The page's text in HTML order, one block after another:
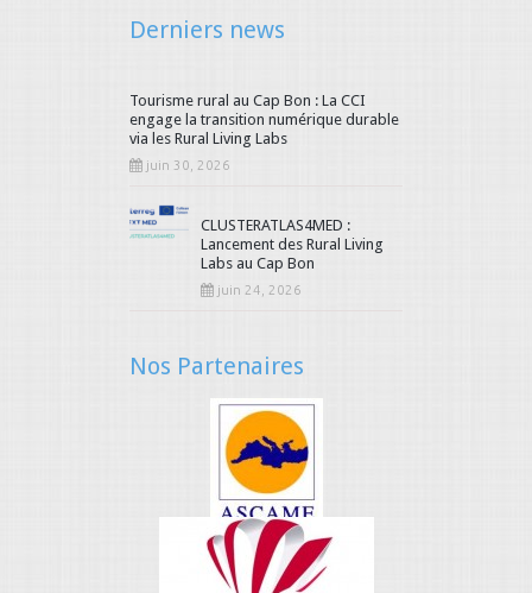
85 86 87 88 89
91
98
104 105 106 107 108
110 111 112
Derniers news
Tourisme rural au Cap Bon : La CCI
engage la transition numérique durable
via les Rural Living Labs
juin 30, 2026
CLUSTERATLAS4MED :
Lancement des Rural Living
Labs au Cap Bon
juin 24, 2026
Nos Partenaires